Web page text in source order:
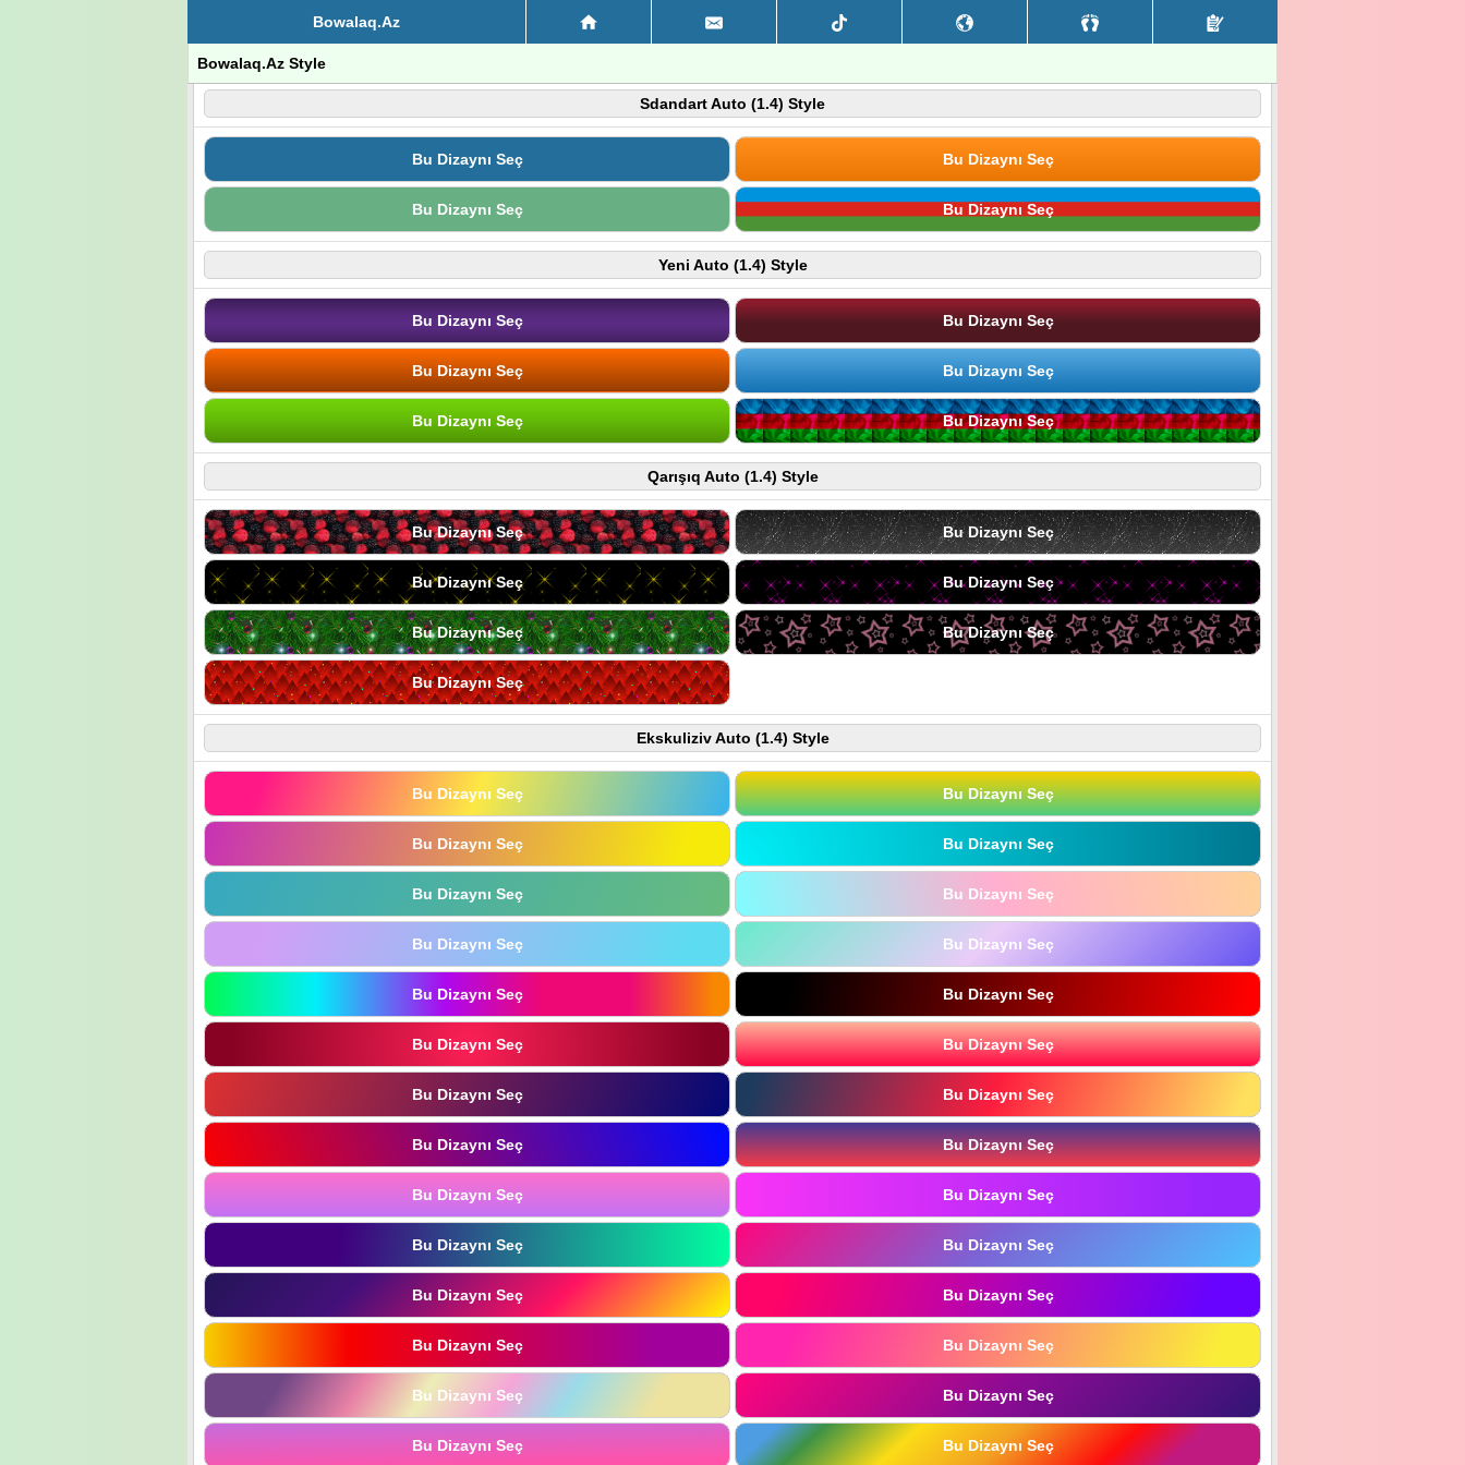
Bowalaq.Az
Bowalaq.Az Style
Sdandart Auto (1.4) Style
Bu Dizaynı Seç Bu Dizaynı Seç
Bu Dizaynı Seç Bu Dizaynı Seç
Yeni Auto (1.4) Style
Bu Dizaynı Seç Bu Dizaynı Seç
Bu Dizaynı Seç Bu Dizaynı Seç
Bu Dizaynı Seç Bu Dizaynı Seç
Qarışıq Auto (1.4) Style
Bu Dizaynı Seç Bu Dizaynı Seç
Bu Dizaynı Seç Bu Dizaynı Seç
Bu Dizaynı Seç Bu Dizaynı Seç
Bu Dizaynı Seç
Ekskuliziv Auto (1.4) Style
Bu Dizaynı Seç Bu Dizaynı Seç
Bu Dizaynı Seç Bu Dizaynı Seç
Bu Dizaynı Seç Bu Dizaynı Seç
Bu Dizaynı Seç Bu Dizaynı Seç
Bu Dizaynı Seç Bu Dizaynı Seç
Bu Dizaynı Seç Bu Dizaynı Seç
Bu Dizaynı Seç Bu Dizaynı Seç
Bu Dizaynı Seç Bu Dizaynı Seç
Bu Dizaynı Seç Bu Dizaynı Seç
Bu Dizaynı Seç Bu Dizaynı Seç
Bu Dizaynı Seç Bu Dizaynı Seç
Bu Dizaynı Seç Bu Dizaynı Seç
Bu Dizaynı Seç Bu Dizaynı Seç
Bu Dizaynı Seç Bu Dizaynı Seç